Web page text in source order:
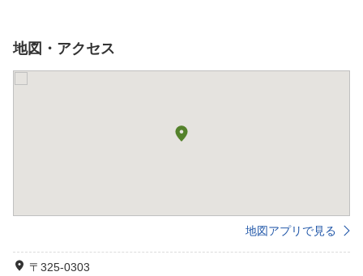
地図・アクセス
地図アプリで見る
〒325-0303